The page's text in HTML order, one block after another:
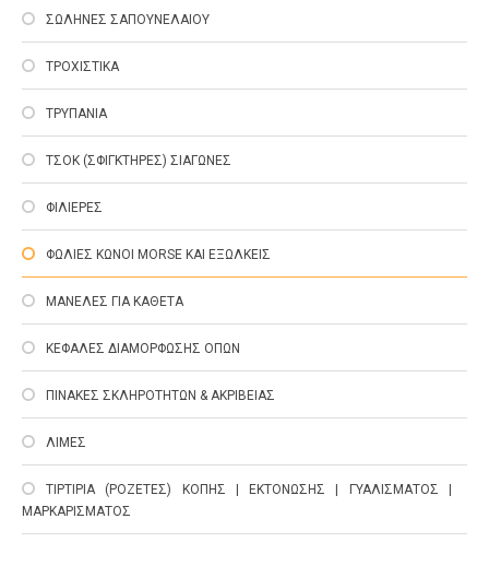
ΣΩΛΗΝΕΣ ΣΑΠΟΥΝΕΛΑΙΟΥ
ΤΡΟΧΙΣΤΙΚΑ
ΤΡΥΠΑΝΙΑ
ΤΣΟΚ (ΣΦΙΓΚΤΗΡΕΣ) ΣΙΑΓΩΝΕΣ
ΦΙΛΙΕΡΕΣ
ΦΩΛΙΕΣ ΚΩΝΟΙ MORSE ΚΑΙ ΕΞΩΛΚΕΙΣ
ΜΑΝΕΛΕΣ ΓΙΑ ΚΑΘΕΤΑ
ΚΕΦΑΛΕΣ ΔΙΑΜΟΡΦΩΣΗΣ ΟΠΩΝ
ΠΙΝΑΚΕΣ ΣΚΛΗΡΟΤΗΤΩΝ & ΑΚΡΙΒΕΙΑΣ
ΛΙΜΕΣ
ΤΙΡΤΙΡΙΑ (ΡΟΖΕΤΕΣ) ΚΟΠΗΣ | ΕΚΤΟΝΩΣΗΣ | ΓΥΑΛΙΣΜΑΤΟΣ |
ΜΑΡΚΑΡΙΣΜΑΤΟΣ